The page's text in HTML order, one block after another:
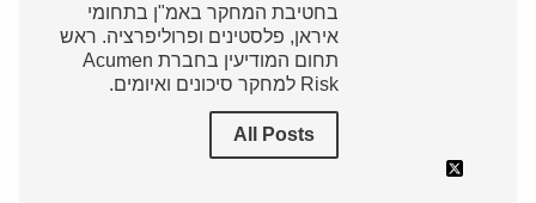
בחטיבת המחקר באמ"ן בתחומי
איראן, פלסטינים ופרוליפרציה. ראש
תחום המודיעין בחברת Acumen
Risk למחקר סיכונים ואיומים.
All Posts